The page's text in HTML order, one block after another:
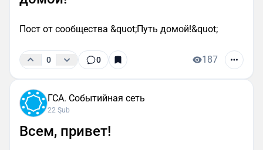
Пост от сообщества &quot;Путь домой!&quot;
0 0 187
ГСА. Событийная сеть
22 Şub
Всем, привет!